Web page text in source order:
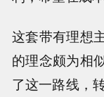
这套带有理想
的理念颇为相
了这一路线，